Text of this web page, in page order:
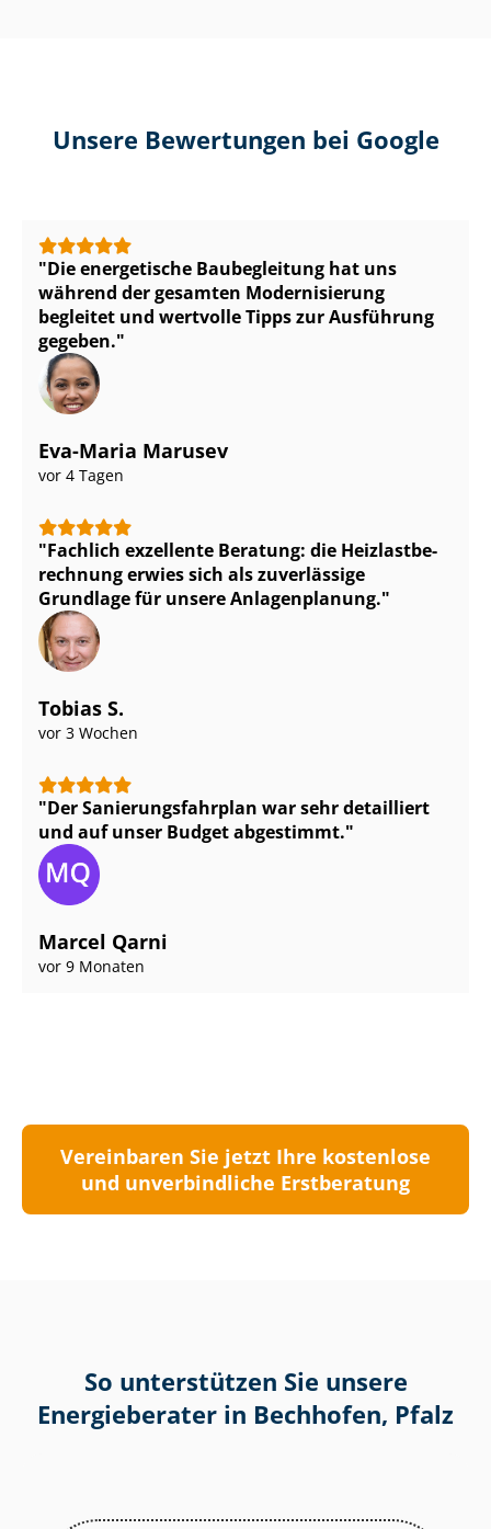
Unsere Bewertungen bei Google
Die energetische Baubegleitung hat uns
während der gesamten Modernisierung
begleitet und wertvolle Tipps zur Ausführung
gegeben.
Eva-Maria Marusev
vor 4 Tagen
Fachlich exzellente Beratung: die Heiz­last­be­
rech­nung erwies sich als zuverlässige
Grundlage für unsere Anlagenplanung.
Tobias S.
vor 3 Wochen
Der Sa­nie­rungs­fahr­plan war sehr detailliert
und auf unser Budget abgestimmt.
Marcel Qarni
vor 9 Monaten
Vereinbaren Sie jetzt Ihre kostenlose
und unverbindliche Erstberatung
So unterstützen Sie unsere
Energieberater in Bechhofen, Pfalz